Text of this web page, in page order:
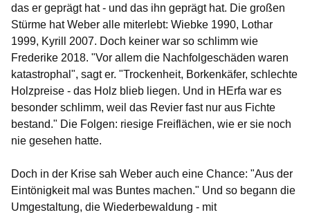
das er geprägt hat - und das ihn geprägt hat. Die großen
Stürme hat Weber alle miterlebt: Wiebke 1990, Lothar
1999, Kyrill 2007. Doch keiner war so schlimm wie
Frederike 2018. "Vor allem die Nachfolgeschäden waren
katastrophal", sagt er. "Trockenheit, Borkenkäfer, schlechte
Holzpreise - das Holz blieb liegen. Und in HErfa war es
besonder schlimm, weil das Revier fast nur aus Fichte
bestand." Die Folgen: riesige Freiflächen, wie er sie noch
nie gesehen hatte.
Doch in der Krise sah Weber auch eine Chance: "Aus der
Eintönigkeit mal was Buntes machen." Und so begann die
Umgestaltung, die Wiederbewaldung - mit